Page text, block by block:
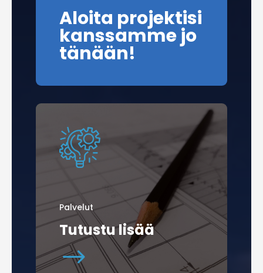
Aloita projektisi
kanssamme jo
tänään!
Palvelut
Tutustu lisää
$